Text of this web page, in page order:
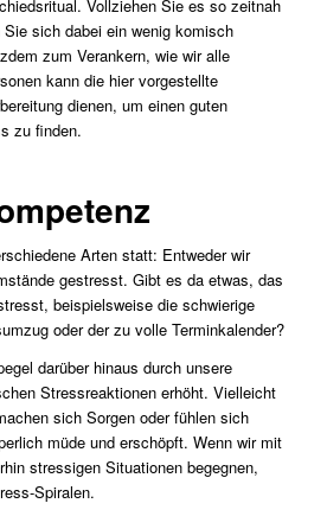
Vollziehen Sie es so zeitnah
sich dabei ein wenig komisch
zum Verankern, wie wir alle
kann die hier vorgestellte
dienen, um einen guten
zu finden.
Arten statt: Entweder wir
gestresst. Gibt es da etwas, das
beispielsweise die schwierige
oder der zu volle Terminkalender?
darüber hinaus durch unsere
Stressreaktionen erhöht. Vielleicht
sich Sorgen oder fühlen sich
müde und erschöpft. Wenn wir mit
stressigen Situationen begegnen,
Spiralen.